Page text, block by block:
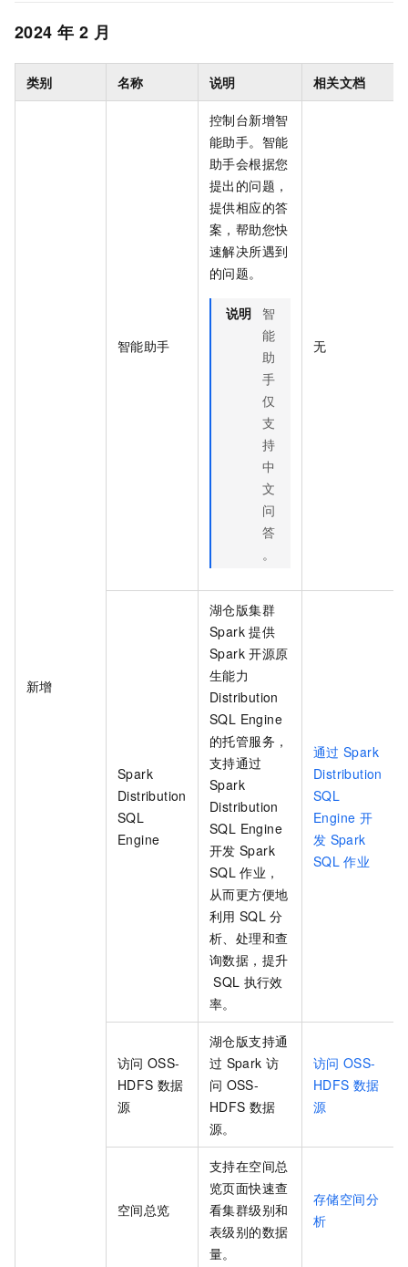
2024 年 2 月
类别 名称 说明 相关文档
新增
智能助手
控制台新增智
能助手。智能
助手会根据您
提出的问题，
提供相应的答
案，帮助您快
速解决所遇到
的问题。
说明
智
能
助
手
仅
支
持
中
文
问
答
。
无
Spark
Distribution
SQL
Engine
湖仓版集群
Spark 提供
Spark 开源原
生能力
Distribution
SQL Engine
的托管服务，
支持通过
Spark
Distribution
SQL Engine
开发 Spark
SQL 作业，
从而更方便地
利用 SQL 分
析、处理和查
询数据，提升
SQL 执行效
率。
通过 Spark
Distribution
SQL
Engine 开
发 Spark
SQL 作业
访问 OSS-
HDFS 数据
源
湖仓版支持通
过 Spark 访
问 OSS-
HDFS 数据
源。
访问 OSS-
HDFS 数据
源
空间总览
支持在空间总
览页面快速查
看集群级别和
表级别的数据
量。
存储空间分
析